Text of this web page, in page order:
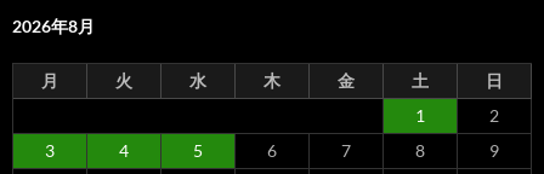
2026年8月
月 火 水 木 金 土
日
1
2
3
4 5 6 7 8
9